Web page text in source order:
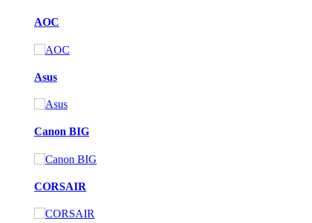
AOC
Asus
Canon BIG
CORSAIR